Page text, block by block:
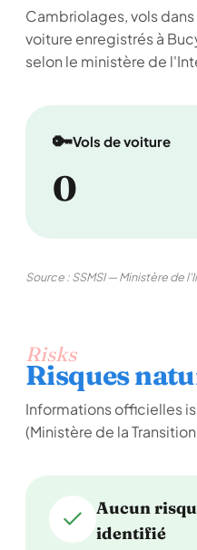
Cambriolages, vols
voiture enregistrés à
selon le ministère de
🔑Vols de voiture
0
Source : SSMSI — Ministère de
Risks
Risques
Informations officielles
(Ministère de la
Aucun
identifié